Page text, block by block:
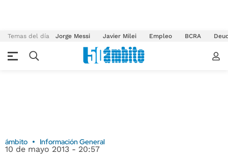
Temas del día Jorge Messi Javier Milei Empleo BCRA
ámbito Información General
10 de mayo 2013 - 20:57